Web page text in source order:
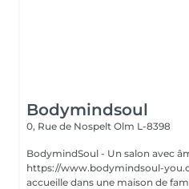
Bodymindsoul
0, Rue de Nospelt Olm L-8398
BodymindSoul - Un salon avec
https://www.bodymindsoul-you.com/
accueille dans une maison de